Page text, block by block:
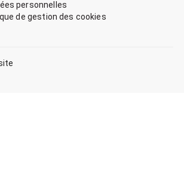
personnelles
de gestion des cookies